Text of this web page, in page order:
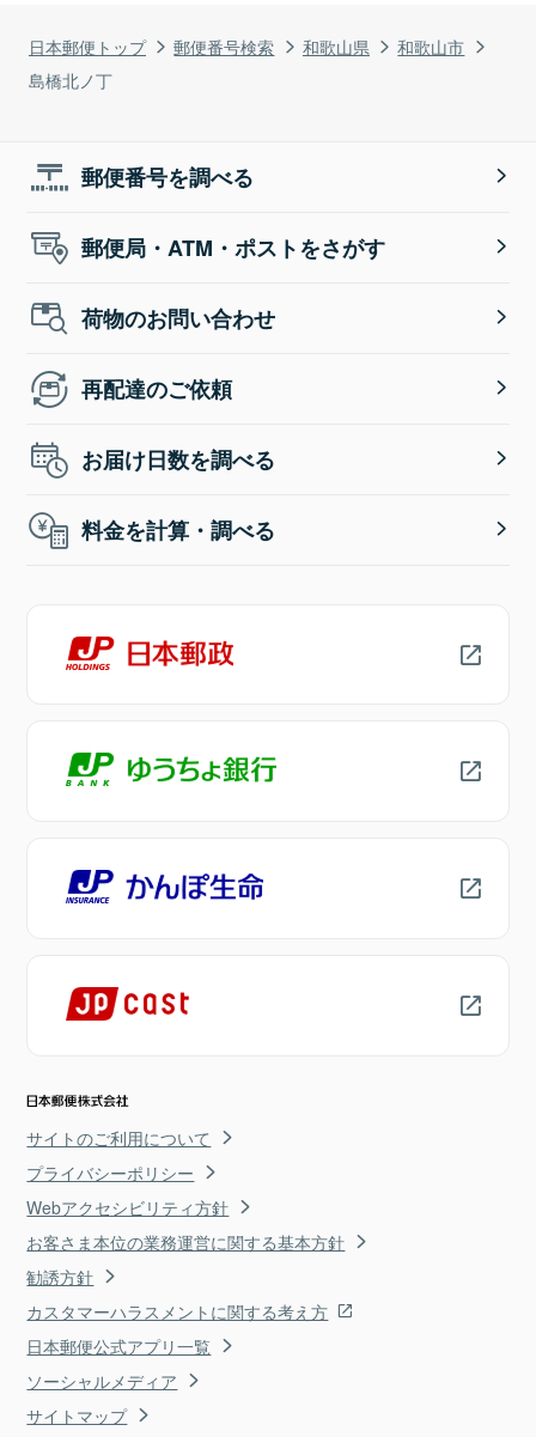
日本郵便トップ 郵便番号検索 和歌山県
和歌山市
島橋北ノ丁
郵便番号を調べる
郵便局・ATM・ポストをさがす
荷物のお問い合わせ
再配達のご依頼
お届け日数を調べる
料金を計算・調べる
サイトのご利用について
プライバシーポリシー
Webアクセシビリティ方針
お客さま本位の業務運営に関する基本方針
勧誘方針
カスタマーハラスメントに関する考え方
日本郵便公式アプリ一覧
ソーシャルメディア
サイトマップ